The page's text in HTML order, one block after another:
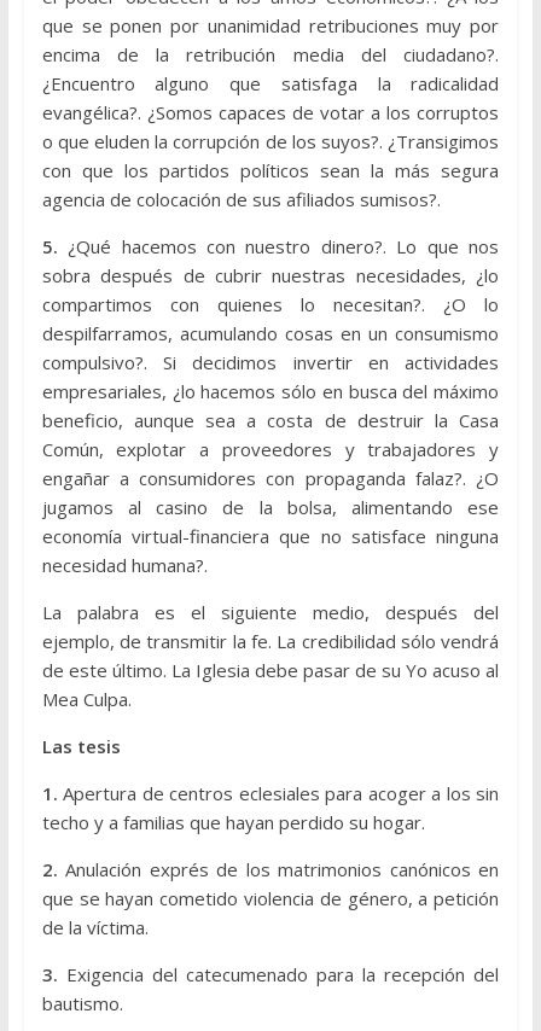
que se ponen por unanimidad retribuciones muy por
encima de la retribución media del ciudadano?.
¿Encuentro alguno que satisfaga la radicalidad
evangélica?. ¿Somos capaces de votar a los corruptos
o que eluden la corrupción de los suyos?. ¿Transigimos
con que los partidos políticos sean la más segura
agencia de colocación de sus afiliados sumisos?.
5. ¿Qué hacemos con nuestro dinero?. Lo que nos
sobra después de cubrir nuestras necesidades, ¿lo
compartimos con quienes lo necesitan?. ¿O lo
despilfarramos, acumulando cosas en un consumismo
compulsivo?. Si decidimos invertir en actividades
empresariales, ¿lo hacemos sólo en busca del máximo
beneficio, aunque sea a costa de destruir la Casa
Común, explotar a proveedores y trabajadores y
engañar a consumidores con propaganda falaz?. ¿O
jugamos al casino de la bolsa, alimentando ese
economía virtual-financiera que no satisface ninguna
necesidad humana?.
La palabra es el siguiente medio, después del
ejemplo, de transmitir la fe. La credibilidad sólo vendrá
de este último. La Iglesia debe pasar de su Yo acuso al
Mea Culpa.
Las tesis
1. Apertura de centros eclesiales para acoger a los sin
techo y a familias que hayan perdido su hogar.
2. Anulación exprés de los matrimonios canónicos en
que se hayan cometido violencia de género, a petición
de la víctima.
3. Exigencia del catecumenado para la recepción del
bautismo.